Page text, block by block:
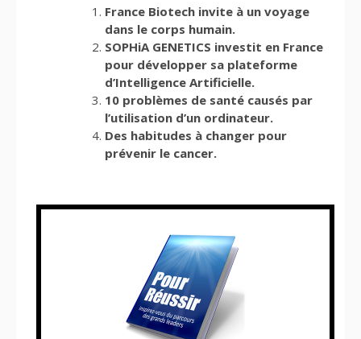
France Biotech invite à un voyage
dans le corps humain.
SOPHiA GENETICS investit en France
pour développer sa plateforme
d’Intelligence Artificielle.
10 problèmes de santé causés par
l’utilisation d’un ordinateur.
Des habitudes à changer pour
prévenir le cancer.